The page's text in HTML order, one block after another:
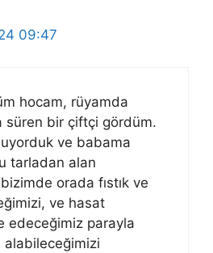
09:47
hocam, rüyamda
süren bir çiftçi gördüm.
ve babama
tarladan alan
orada fıstık ve
ve hasat
edeceğimiz parayla
alabileceğimizi